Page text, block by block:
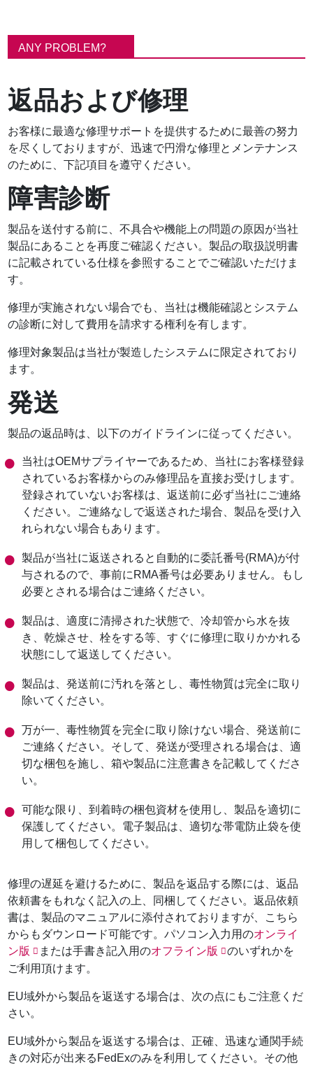
くANY PROBLEM?
返品および修理
お客様に最適な修理サポートを提供するために最善の努力
を尽くしておりますが、迅速で円滑な修理とメンテナンス
のために、下記項目を遵守ください。
障害診断
製品を送付する前に、不具合や機能上の問題の原因が当社
製品にあることを再度ご確認ください。製品の取扱説明書
に記載されている仕様を参照することでご確認いただけま
す。
修理が実施されない場合でも、当社は機能確認とシステム
の診断に対して費用を請求する権利を有します。
修理対象製品は当社が製造したシステムに限定されており
ます。
発送
製品の返品時は、以下のガイドラインに従ってください。
当社はOEMサプライヤーであるため、当社にお客様登録
されているお客様からのみ修理品を直接お受けします。
登録されていないお客様は、返送前に必ず当社にご連絡
ください。ご連絡なしで返送された場合、製品を受け入
れられない場合もあります。
製品が当社に返送されると自動的に委託番号(RMA)が付
与されるので、事前にRMA番号は必要ありません。もし
必要とされる場合はご連絡ください。
製品は、適度に清掃された状態で、冷却管から水を抜
き、乾燥させ、栓をする等、すぐに修理に取りかかれる
状態にして返送してください。
製品は、発送前に汚れを落とし、毒性物質は完全に取り
除いてください。
万が一、毒性物質を完全に取り除けない場合、発送前に
ご連絡ください。そして、発送が受理される場合は、適
切な梱包を施し、箱や製品に注意書きを記載してくださ
い。
可能な限り、到着時の梱包資材を使用し、製品を適切に
保護してください。電子製品は、適切な帯電防止袋を使
用して梱包してください。
修理の遅延を避けるために、製品を返品する際には、返品
依頼書をもれなく記入の上、同梱してください。返品依頼
書は、製品のマニュアルに添付されておりますが、こちら
からもダウンロード可能です。パソコン入力用のオンライ
ン版
または手書き記入用のオフライン版
のいずれかを
ご利用頂けます。
EU域外から製品を返送する場合は、次の点にもご注意くだ
さい。
EU域外から製品を返送する場合は、正確、迅速な通関手続
きの対応が出来るFedExのみを利用してください。その他